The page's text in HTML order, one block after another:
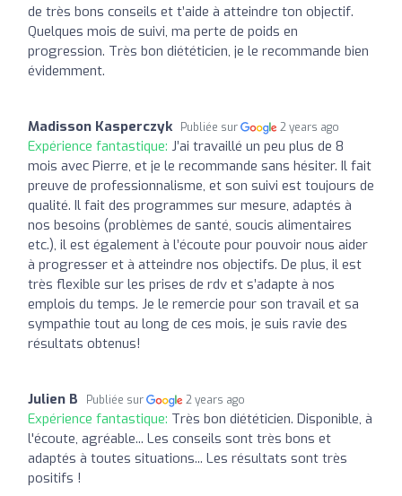
de très bons conseils et t’aide à atteindre ton objectif.
Quelques mois de suivi, ma perte de poids en
progression. Très bon diététicien, je le recommande bien
évidemment.
Madisson Kasperczyk Publiée sur 2 years ago
Expérience fantastique: J’ai travaillé un peu plus de 8
mois avec Pierre, et je le recommande sans hésiter. Il fait
preuve de professionnalisme, et son suivi est toujours de
qualité. Il fait des programmes sur mesure, adaptés à
nos besoins (problèmes de santé, soucis alimentaires
etc.), il est également à l’écoute pour pouvoir nous aider
à progresser et à atteindre nos objectifs. De plus, il est
très flexible sur les prises de rdv et s’adapte à nos
emplois du temps. Je le remercie pour son travail et sa
sympathie tout au long de ces mois, je suis ravie des
résultats obtenus!
Julien B Publiée sur 2 years ago
Expérience fantastique: Très bon diététicien. Disponible, à
l'écoute, agréable... Les conseils sont très bons et
adaptés à toutes situations... Les résultats sont très
positifs !